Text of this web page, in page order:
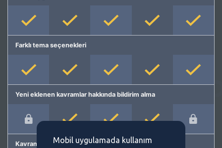
Farklı tema seçenekleri
Yeni eklenen kavramlar hakkında bildirim alma
Kavram önermeMobil uygulamada kullanım